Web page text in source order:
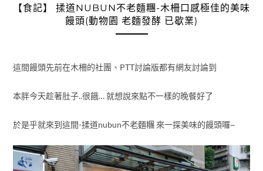
【食記】 揉道NUBUN不老麵糰-木柵口感極佳的美味
饅頭(動物園 老麵發酵 已歇業)
這間饅頭先前在木柵的社團、PTT討論版都有網友討論到
本胖今天趁著肚子..很餓… 就想說來點不一樣的晚餐好了
於是乎就來到這間-揉道nubun不老麵糰 來一探美味的饅頭囉~